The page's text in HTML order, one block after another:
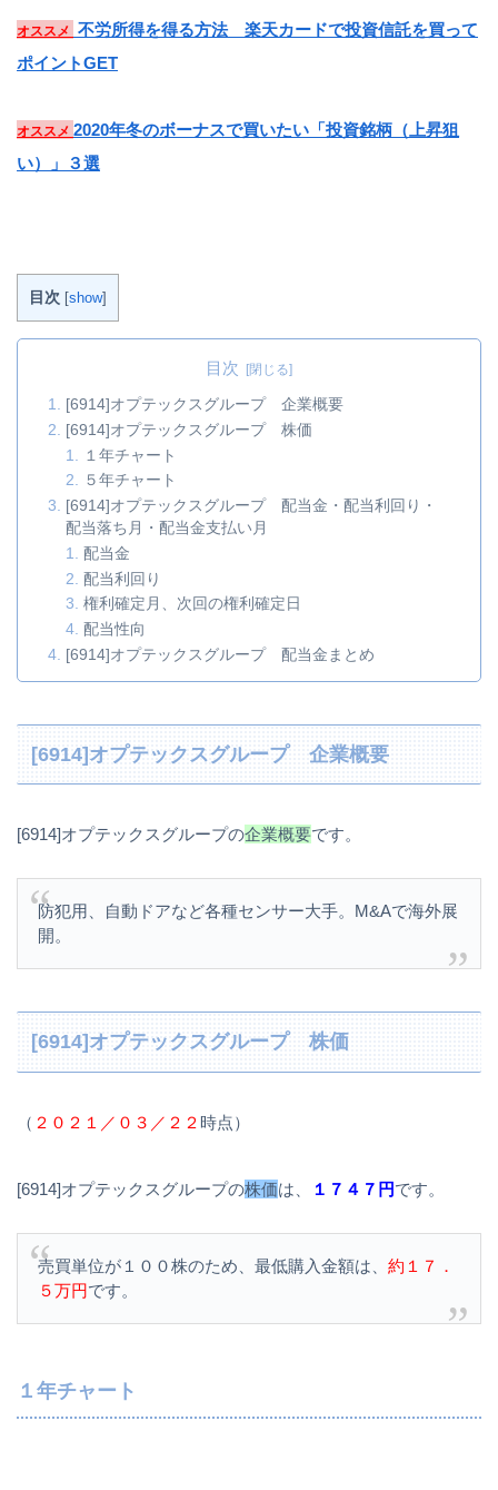
オススメ
不労所得を得る方法 楽天カードで投資信託を買って
ポイントGET
オススメ 2020年冬のボーナスで買いたい「投資銘柄（上昇狙
い）」３選
目次 [show]
目次
[6914]オプテックスグループ 企業概要
[6914]オプテックスグループ 株価
１年チャート
５年チャート
[6914]オプテックスグループ 配当金・配当利回り・
配当落ち月・配当金支払い月
配当金
配当利回り
権利確定月、次回の権利確定日
配当性向
[6914]オプテックスグループ 配当金まとめ
[6914]オプテックスグループ 企業概要
[6914]オプテックスグループの企業概要です。
防犯用、自動ドアなど各種センサー大手。M&Aで海外展
開。
[6914]オプテックスグループ 株価
（ ２０２１／０３／２２時点）
[6914]オプテックスグループの株価は、 １７４７円です。
売買単位が１００株のため、最低購入金額は、 約１７．
５万円です。
１年チャート